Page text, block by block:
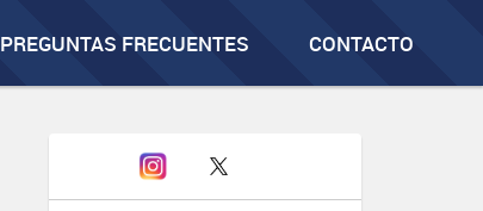
PREGUNTAS FRECUENTES CONTACTO